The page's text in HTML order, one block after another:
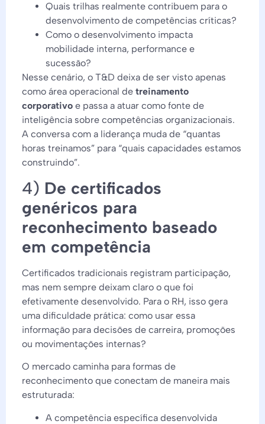
Quais trilhas realmente contribuem para o
desenvolvimento de competências críticas?
Como o desenvolvimento impacta
mobilidade interna, performance e
sucessão?
Nesse cenário, o T&D deixa de ser visto apenas
como área operacional de treinamento
corporativo e passa a atuar como fonte de
inteligência sobre competências organizacionais.
A conversa com a liderança muda de “quantas
horas treinamos” para “quais capacidades estamos
construindo”.
4) De certificados
genéricos para
reconhecimento baseado
em competência
Certificados tradicionais registram participação,
mas nem sempre deixam claro o que foi
efetivamente desenvolvido. Para o RH, isso gera
uma dificuldade prática: como usar essa
informação para decisões de carreira, promoções
ou movimentações internas?
O mercado caminha para formas de
reconhecimento que conectam de maneira mais
estruturada:
A competência específica desenvolvida